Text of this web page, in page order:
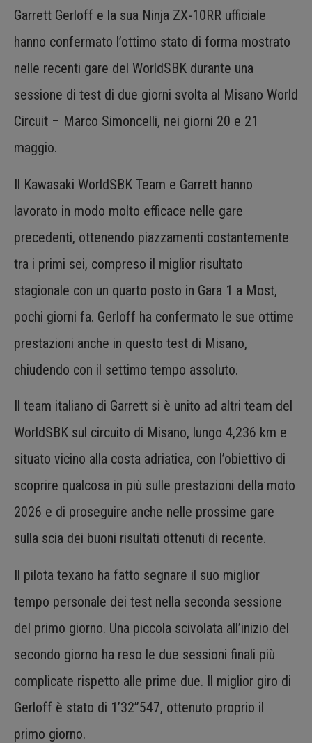
Garrett Gerloff e la sua Ninja ZX-10RR ufficiale
hanno confermato l’ottimo stato di forma mostrato
nelle recenti gare del WorldSBK durante una
sessione di test di due giorni svolta al Misano World
Circuit – Marco Simoncelli, nei giorni 20 e 21
maggio.
Il Kawasaki WorldSBK Team e Garrett hanno
lavorato in modo molto efficace nelle gare
precedenti, ottenendo piazzamenti costantemente
tra i primi sei, compreso il miglior risultato
stagionale con un quarto posto in Gara 1 a Most,
pochi giorni fa. Gerloff ha confermato le sue ottime
prestazioni anche in questo test di Misano,
chiudendo con il settimo tempo assoluto.
Il team italiano di Garrett si è unito ad altri team del
WorldSBK sul circuito di Misano, lungo 4,236 km e
situato vicino alla costa adriatica, con l’obiettivo di
scoprire qualcosa in più sulle prestazioni della moto
2026 e di proseguire anche nelle prossime gare
sulla scia dei buoni risultati ottenuti di recente.
Il pilota texano ha fatto segnare il suo miglior
tempo personale dei test nella seconda sessione
del primo giorno. Una piccola scivolata all’inizio del
secondo giorno ha reso le due sessioni finali più
complicate rispetto alle prime due. Il miglior giro di
Gerloff è stato di 1’32”547, ottenuto proprio il
primo giorno.